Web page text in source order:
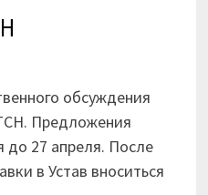
обсуждения
Предложения
до 27 апреля. После
в Устав вноситься